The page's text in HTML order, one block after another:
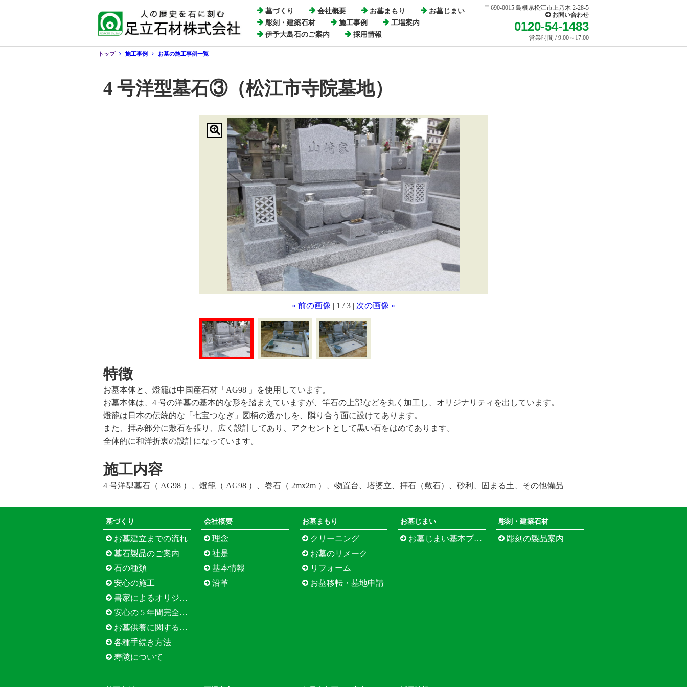
墓づくり 会社概要 お墓まもり
お墓じまい
彫刻・建築石材
施工事例
工場案内
伊予大島石のご案内
採用情報
〒690-0015 島根県松江市上乃木 2-28-5
お問い合わせ
0120-54-1483
営業時間 / 9:00～17:00
トップ 施工事例 お墓の施工事例一覧
4 号洋型墓石③（松江市寺院墓地）
« 前の画像 | 1 / 3 | 次の画像 »
特徴
お墓本体と、燈籠は中国産石材「AG98 」を使用しています。
お墓本体は、4 号の洋墓の基本的な形を踏まえていますが、竿石の上部などを丸く加工し、オリジナリティを出しています。
燈籠は日本の伝統的な「七宝つなぎ」図柄の透かしを、隣り合う面に設けてあります。
また、拝み部分に敷石を張り、広く設計してあり、アクセントとして黒い石をはめてあります。
全体的に和洋折衷の設計になっています。
施工内容
4 号洋型墓石（ AG98 ）、燈籠（ AG98 ）、巻石（ 2mx2m ）、物置台、塔婆立、拝石（敷石）、砂利、固まる土、その他備品
墓づくり
お墓建立までの流れ
墓石製品のご案内
石の種類
安心の施工
書家によるオリジナル文字
安心の 5 年間完全保証
お墓供養に関する Q&A
各種手続き方法
寿陵について
会社概要
理念
社是
基本情報
沿革
お墓まもり
クリーニング
お墓のリメーク
リフォーム
お墓移転・墓地申請
お墓じまい
お墓じまい基本プラン（松江市寺町）
彫刻・建築石材
彫刻の製品案内